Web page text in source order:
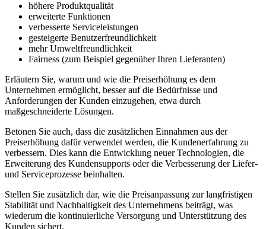
höhere Produktqualität
erweiterte Funktionen
verbesserte Serviceleistungen
gesteigerte Benutzerfreundlichkeit
mehr Umweltfreundlichkeit
Fairness (zum Beispiel gegenüber Ihren Lieferanten)
Erläutern Sie, warum und wie die Preiserhöhung es dem
Unternehmen ermöglicht, besser auf die Bedürfnisse und
Anforderungen der Kunden einzugehen, etwa durch
maßgeschneiderte Lösungen.
Betonen Sie auch, dass die zusätzlichen Einnahmen aus der
Preiserhöhung dafür verwendet werden, die Kundenerfahrung zu
verbessern. Dies kann die Entwicklung neuer Technologien, die
Erweiterung des Kundensupports oder die Verbesserung der Liefer-
und Serviceprozesse beinhalten.
Stellen Sie zusätzlich dar, wie die Preisanpassung zur langfristigen
Stabilität und Nachhaltigkeit des Unternehmens beiträgt, was
wiederum die kontinuierliche Versorgung und Unterstützung des
Kunden sichert.